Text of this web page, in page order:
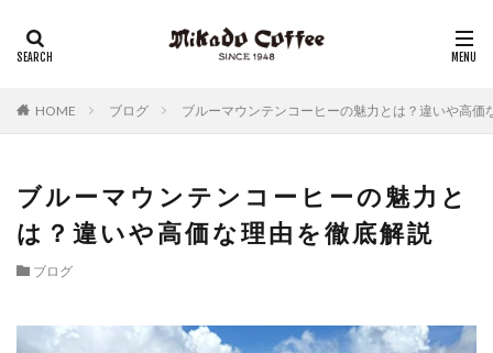
HOME ブログ ブルーマウンテンコーヒーの魅力とは？違いや高価
ブルーマウンテンコーヒーの魅力と
は？違いや高価な理由を徹底解説
ブログ
リキッドコーヒー アイスコーヒー
チーズケーキ